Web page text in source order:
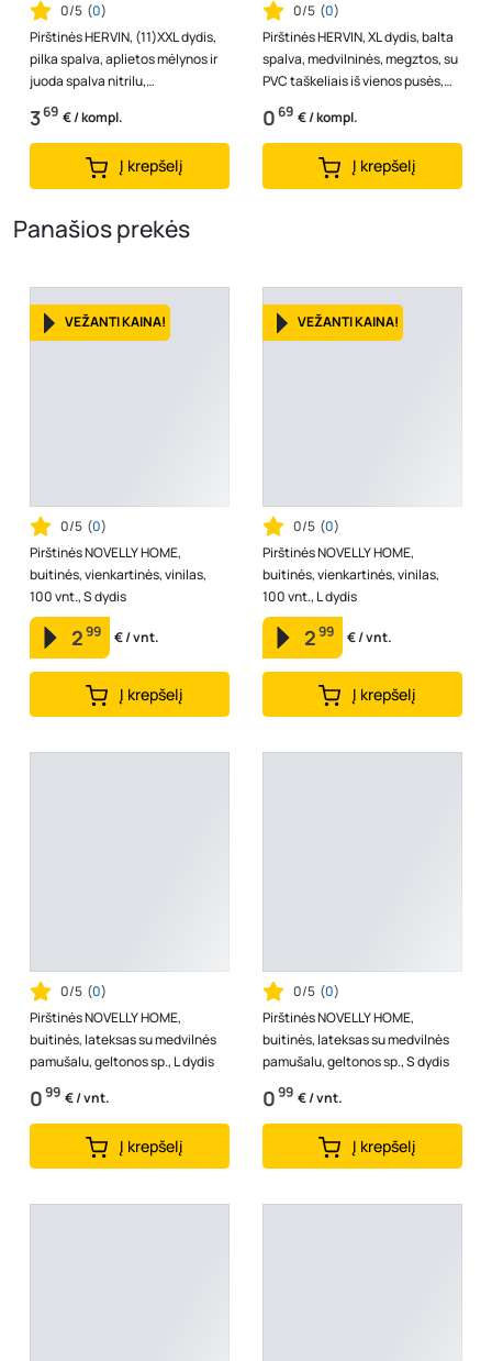
0/5 (0)
Pirštinės HERVIN, (11)XXL dydis,
pilka spalva, aplietos mėlynos ir
juoda spalva nitrilu,
poliesterinės, aplietos dvigubo...
369 € / kompl.
Į krepšelį
0/5 (0)
Pirštinės HERVIN, XL dydis, balta
spalva, medvilninės, megztos, su
PVC taškeliais iš vienos pusės,
CE, MP004 (58g)
069 € / kompl.
Į krepšelį
Panašios prekės
VEŽANTI KAINA!
0/5 (0)
Pirštinės NOVELLY HOME,
buitinės, vienkartinės, vinilas,
100 vnt., S dydis
299 € / vnt.
Į krepšelį
VEŽANTI KAINA!
0/5 (0)
Pirštinės NOVELLY HOME,
buitinės, vienkartinės, vinilas,
100 vnt., L dydis
299 € / vnt.
Į krepšelį
0/5 (0)
Pirštinės NOVELLY HOME,
buitinės, lateksas su medvilnės
pamušalu, geltonos sp., L dydis
099 € / vnt.
Į krepšelį
0/5 (0)
Pirštinės NOVELLY HOME,
buitinės, lateksas su medvilnės
pamušalu, geltonos sp., S dydis
099 € / vnt.
Į krepšelį